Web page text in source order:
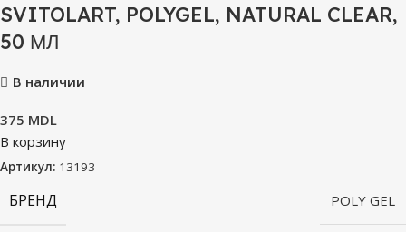
SVITOLART, POLYGEL, NATURAL CLEAR,
50 МЛ
В наличии
375 MDL
В корзину
Артикул: 13193
БРЕНД POLY GEL